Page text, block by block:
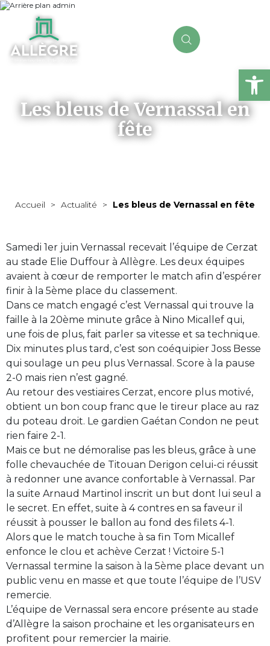
Les bleus de Vernassal en
fête
Accueil > Actualité > Les bleus de Vernassal en fête
Samedi 1er juin Vernassal recevait l’équipe de Cerzat
au stade Elie Duffour à Allègre. Les deux équipes
avaient à cœur de remporter le match afin d’espérer
finir à la 5ème place du classement.
Dans ce match engagé c’est Vernassal qui trouve la
faille à la 20ème minute grâce à Nino Micallef qui,
une fois de plus, fait parler sa vitesse et sa technique.
Dix minutes plus tard, c’est son coéquipier Joss Besse
qui soulage un peu plus Vernassal. Score à la pause
2-0 mais rien n’est gagné.
Au retour des vestiaires Cerzat, encore plus motivé,
obtient un bon coup franc que le tireur place au raz
du poteau droit. Le gardien Gaétan Condon ne peut
rien faire 2-1.
Mais ce but ne démoralise pas les bleus, grâce à une
folle chevauchée de Titouan Derigon celui-ci réussit
à redonner une avance confortable à Vernassal. Par
la suite Arnaud Martinol inscrit un but dont lui seul a
le secret. En effet, suite à 4 contres en sa faveur il
réussit à pousser le ballon au fond des filets 4-1.
Alors que le match touche à sa fin Tom Micallef
enfonce le clou et achève Cerzat ! Victoire 5-1
Vernassal termine la saison à la 5ème place devant un
public venu en masse et que toute l’équipe de l’USV
remercie.
L’équipe de Vernassal sera encore présente au stade
d’Allègre la saison prochaine et les organisateurs en
profitent pour remercier la mairie.